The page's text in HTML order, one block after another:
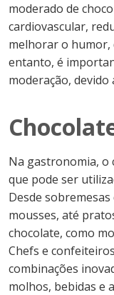
moderado de
cardiovascular,
melhorar o humor,
entanto, é
moderação,
Na gastronomia, o
que pode ser
Desde
mousses, até
chocolate, como
Chefs e
combinações
molhos, bebidas e